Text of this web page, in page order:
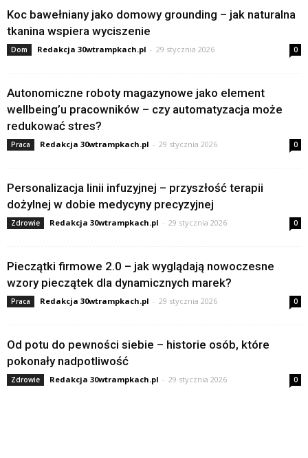
Koc bawełniany jako domowy grounding – jak naturalna
tkanina wspiera wyciszenie
Dom Redakcja 30wtrampkach.pl - 29 stycznia 2026 0
Autonomiczne roboty magazynowe jako element
wellbeing’u pracowników – czy automatyzacja może
redukować stres?
Praca Redakcja 30wtrampkach.pl - 29 stycznia 2026 0
Personalizacja linii infuzyjnej – przyszłość terapii
dożylnej w dobie medycyny precyzyjnej
Zdrowie Redakcja 30wtrampkach.pl - 29 stycznia 2026 0
Pieczątki firmowe 2.0 – jak wyglądają nowoczesne
wzory pieczątek dla dynamicznych marek?
Praca Redakcja 30wtrampkach.pl - 29 stycznia 2026 0
Od potu do pewności siebie – historie osób, które
pokonały nadpotliwość
Zdrowie Redakcja 30wtrampkach.pl - 29 stycznia 2026 0